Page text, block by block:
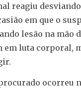
reagiu
em que o
lesão na mão
em luta corporal,
ocorreu